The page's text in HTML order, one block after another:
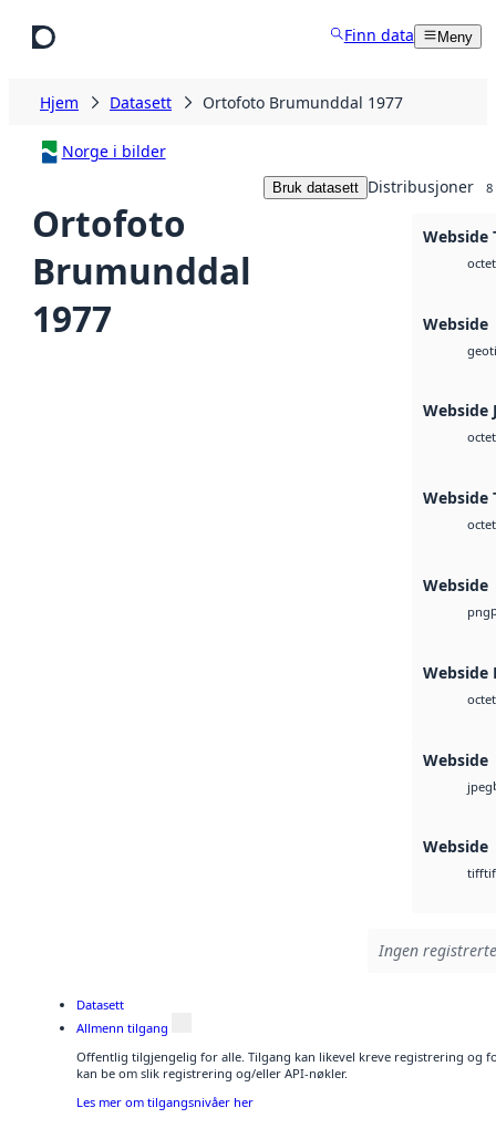
Finn data Meny
Hjem Datasett Ortofoto Brumunddal 1977
Norge i bilder
Ortofoto
Brumunddal
1977
Bruk datasett Distribusjoner 8
Webside
octet
Webside
Webside
octet
Webside
octet
Webside
png
Webside
octet
Webside
jpeg
Webside
tifftif
Ingen
Datasett
Allmenn tilgang
Offentlig tilgjengelig for alle. Tilgang kan likevel kreve registrering og
kan be om slik registrering og/eller API-nøkler.
Les mer om tilgangsnivåer her